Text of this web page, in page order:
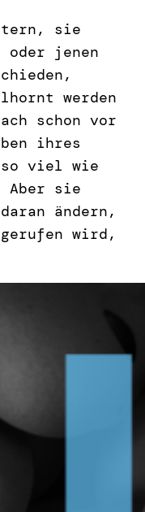
sie
jenen
werden
schon vor
ihres
so viel wie
sie
ändern,
gerufen wird,